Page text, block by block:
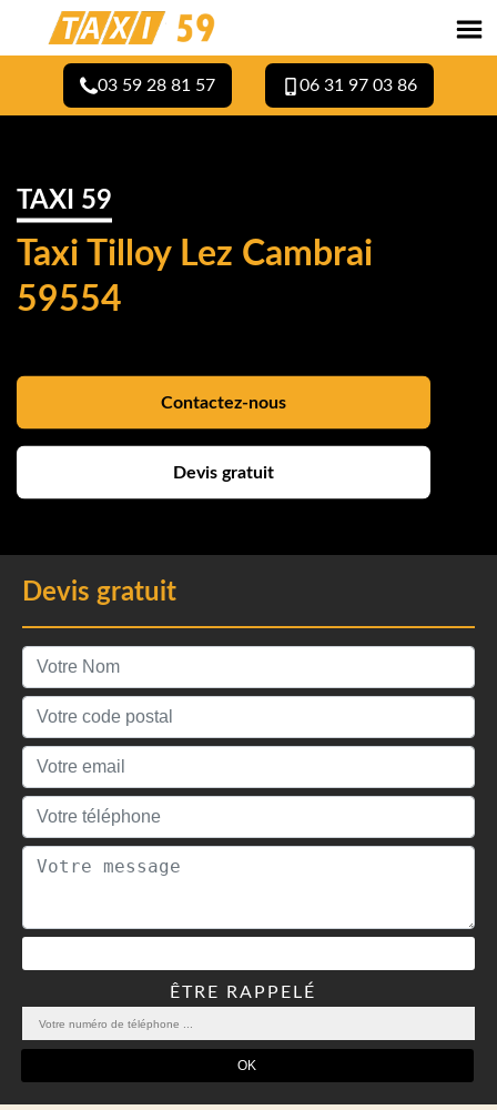
03 59 28 81 57 06 31 97 03 86
TAXI 59
Taxi Tilloy Lez Cambrai
59554
Contactez-nous
Devis gratuit
Devis gratuit
ÊTRE RAPPELÉ